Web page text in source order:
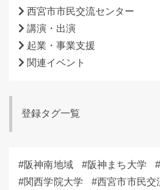
西宮市市民交流センター
講演・出演
起業・事業支援
関連イベント
登録タグ一覧
阪神南地域 阪神まち大学
関西学院大学
西宮市市民交